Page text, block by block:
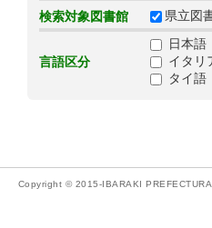
検索対象図書館 県立図
言語区分
日本語
イタリ
タイ語
Copyright © 2015-IBARAKI